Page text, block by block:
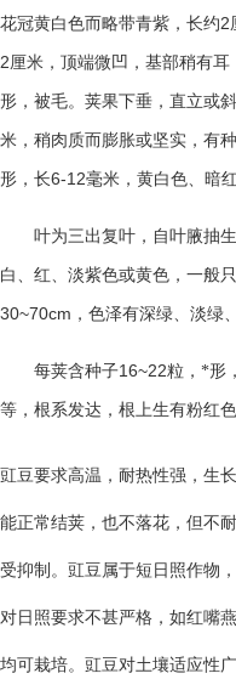
花冠黄白色而略带青紫，长约2
2厘米，顶端微凹，基部稍有
形，被毛。荚果下垂，直立或
米，稍肉质而膨胀或坚实，有
形，长6-12毫米，黄白色、暗
叶为三出复叶，自叶腋抽生
白、红、淡紫色或黄色，一般
30~70cm ，色泽有深绿、淡绿
每荚含种子16~22粒，*形
等，根系发达，根上生有粉红色
豇豆要求高温，耐热性强，生
能正常结荚，也不落花，但不
受抑制。豇豆属于短日照作物
对日照要求不甚严格，如红嘴
均可栽培。豇豆对土壤适应性